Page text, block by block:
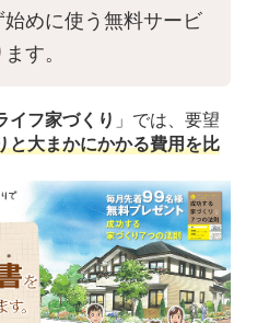
始めに使う無料サービ
す。
イフ家づくり 」では、要望
と大まかにかかる費用を比